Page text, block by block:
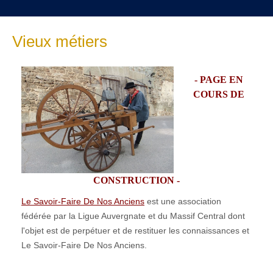
Vieux métiers
- PAGE EN
COURS DE
CONSTRUCTION -
Le Savoir-Faire De Nos Anciens est une association
fédérée par la Ligue Auvergnate et du Massif Central dont
l'objet est de perpétuer et de restituer les connaissances et
Le Savoir-Faire De Nos Anciens.